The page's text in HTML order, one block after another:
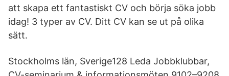
att skapa ett fantastiskt CV och börja söka jobb
idag! 3 typer av CV. Ditt CV kan se ut på olika
sätt.
Stockholms län, Sverige128 Leda Jobbklubbar,